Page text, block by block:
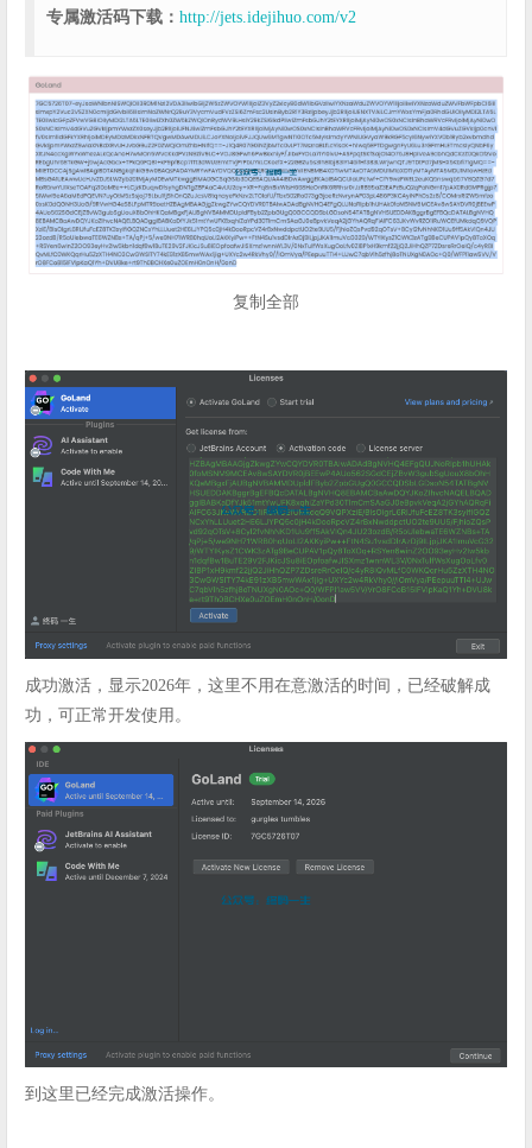
专属激活码下载： http://jets.idejihuo.com/v2
复制全部
成功激活，显示2026年，这里不用在意激活的时间，已经破解成
功，可正常开发使用。
到这里已经完成激活操作。